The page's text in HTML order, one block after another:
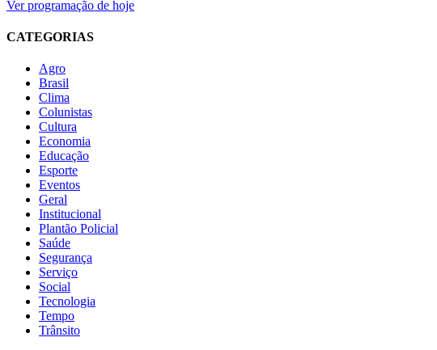
Ver programação de hoje
CATEGORIAS
Agro
Brasil
Clima
Colunistas
Cultura
Economia
Educação
Esporte
Eventos
Geral
Institucional
Plantão Policial
Saúde
Segurança
Serviço
Social
Tecnologia
Tempo
Trânsito